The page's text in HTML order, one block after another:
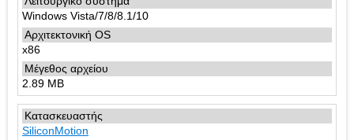
Windows Vista/7/8/8.1/10
x86
2.89 MB
SiliconMotion